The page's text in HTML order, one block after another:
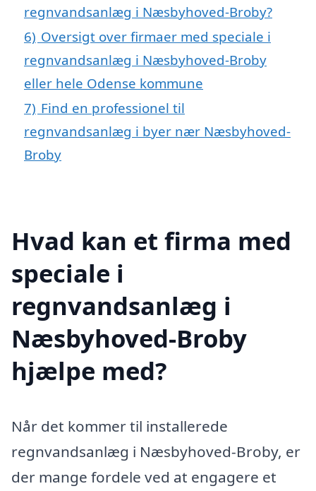
regnvandsanlæg i Næsbyhoved-Broby?
6) Oversigt over firmaer med speciale i
regnvandsanlæg i Næsbyhoved-Broby
eller hele Odense kommune
7) Find en professionel til
regnvandsanlæg i byer nær Næsbyhoved-
Broby
Hvad kan et firma med
speciale i
regnvandsanlæg i
Næsbyhoved-Broby
hjælpe med?
Når det kommer til installerede
regnvandsanlæg i Næsbyhoved-Broby, er
der mange fordele ved at engagere et